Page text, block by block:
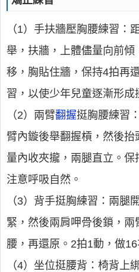
（1）手扶牆壓胸腰練習：
舉，扶牆，上體儘量向前
移，胸貼住牆，保持4拍再
習，以使少年兒童逐漸形成
（2）兩臂翻握挺胸腰練習
臂內鏇後舉翻握槓，然後
量內收夾攏，兩腿直立。保
注意呼吸自然。
（3）背手挺胸練習：兩腿
緊，然後兩肩呷骨後鎖，
腰，再還原。2拍1動，做16
（4）坐位挺腰背：椅背上